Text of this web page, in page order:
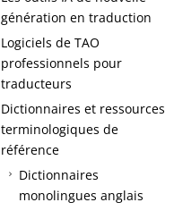
génération en traduction
Logiciels de TAO
professionnels pour
traducteurs
Dictionnaires et ressources
terminologiques de
référence
5
Dictionnaires
monolingues anglais